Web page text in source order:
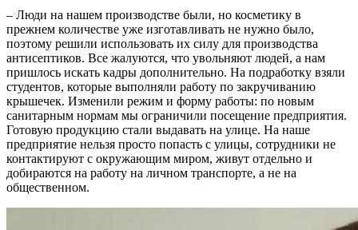
– Люди на нашем производстве были, но косметику в
прежнем количестве уже изготавливать не нужно было,
поэтому решили использовать их силу для производства
антисептиков. Все жалуются, что увольняют людей, а нам
пришлось искать кадры дополнительно. На подработку взяли
студентов, которые выполняли работу по закручиванию
крышечек. Изменили режим и форму работы: по новым
санитарным нормам мы ограничили посещение предприятия.
Готовую продукцию стали выдавать на улице. На наше
предприятие нельзя просто попасть с улицы, сотрудники не
контактируют с окружающим миром, живут отдельно и
добираются на работу на личном транспорте, а не на
общественном.